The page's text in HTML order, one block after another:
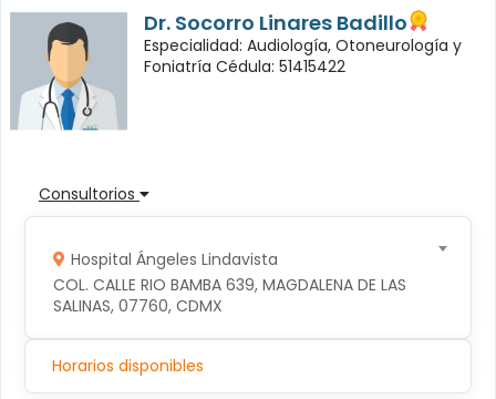
Dr. Socorro Linares Badillo
Especialidad: Audiología, Otoneurología y
Foniatría Cédula: 51415422
Consultorios
Hospital Ángeles Lindavista
COL. CALLE RIO BAMBA 639, MAGDALENA DE LAS
SALINAS, 07760, CDMX
Horarios disponibles